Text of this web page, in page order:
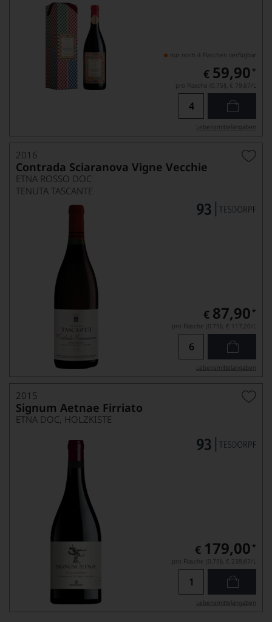
nur noch 4 Flaschen verfügbar
€ 59,90 *
pro Flasche (0.75l), € 79,87/L
Lebensmittel­angaben
2016
Contrada Sciaranova Vigne Vecchie
ETNA ROSSO DOC
TENUTA TASCANTE
€ 87,90 *
pro Flasche (0.75l), € 117,20/L
Lebensmittel­angaben
2015
Signum Aetnae Firriato
ETNA DOC, HOLZKISTE
€ 179,00 *
pro Flasche (0.75l), € 238,67/L
Lebensmittel­angaben